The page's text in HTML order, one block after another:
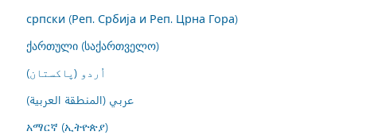
српски (Реп. Србија и Реп. Црна Гора)
ქართული (საქართველო)
اُردو (پاکستان)
عربي (المنطقة العربية)
አማርኛ (ኢትዮጵያ)